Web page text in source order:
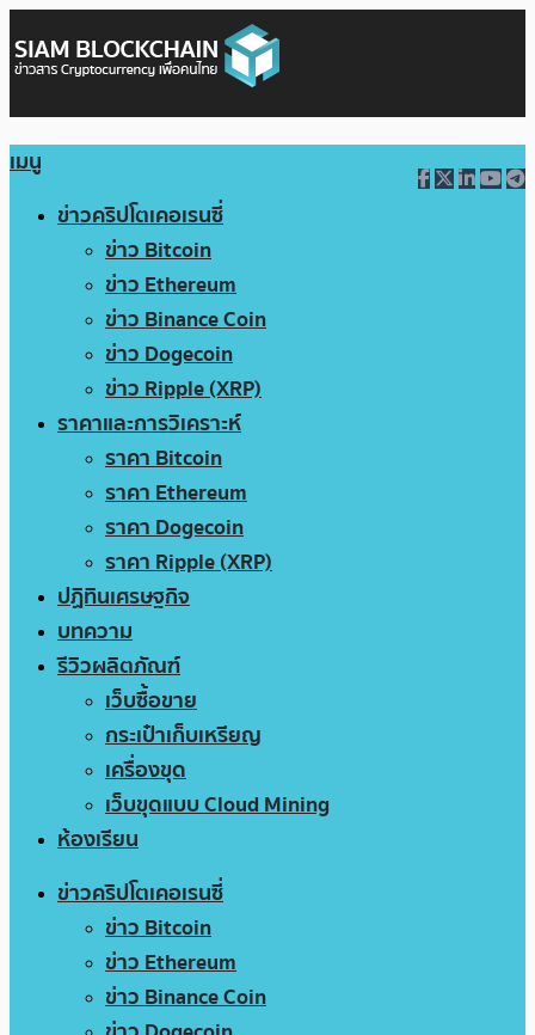
เมนู
ข่าวคริปโตเคอเรนซี่
ข่าว Bitcoin
ข่าว Ethereum
ข่าว Binance Coin
ข่าว Dogecoin
ข่าว Ripple (XRP)
ราคาและการวิเคราะห์
ราคา Bitcoin
ราคา Ethereum
ราคา Dogecoin
ราคา Ripple (XRP)
ปฏิทินเศรษฐกิจ
บทความ
รีวิวผลิตภัณฑ์
เว็บซื้อขาย
กระเป๋าเก็บเหรียญ
เครื่องขุด
เว็บขุดแบบ Cloud Mining
ห้องเรียน
ข่าวคริปโตเคอเรนซี่
ข่าว Bitcoin
ข่าว Ethereum
ข่าว Binance Coin